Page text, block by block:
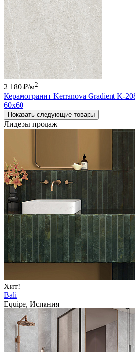
2 180 ₽/м2
Керамогранит Kerranova Gradient K-
60x60
Показать следующие товары
Лидеры продаж
Хит!
Bali
Equipe, Испания